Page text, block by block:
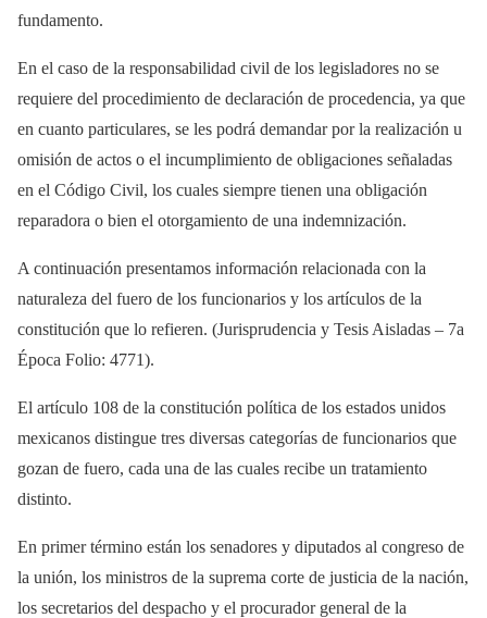
fundamento.
En el caso de la responsabilidad civil de los legisladores no se
requiere del procedimiento de declaración de procedencia, ya que
en cuanto particulares, se les podrá demandar por la realización u
omisión de actos o el incumplimiento de obligaciones señaladas
en el Código Civil, los cuales siempre tienen una obligación
reparadora o bien el otorgamiento de una indemnización.
A continuación presentamos información relacionada con la
naturaleza del fuero de los funcionarios y los artículos de la
constitución que lo refieren. (Jurisprudencia y Tesis Aisladas – 7a
Época Folio: 4771).
El artículo 108 de la constitución política de los estados unidos
mexicanos distingue tres diversas categorías de funcionarios que
gozan de fuero, cada una de las cuales recibe un tratamiento
distinto.
En primer término están los senadores y diputados al congreso de
la unión, los ministros de la suprema corte de justicia de la nación,
los secretarios del despacho y el procurador general de la